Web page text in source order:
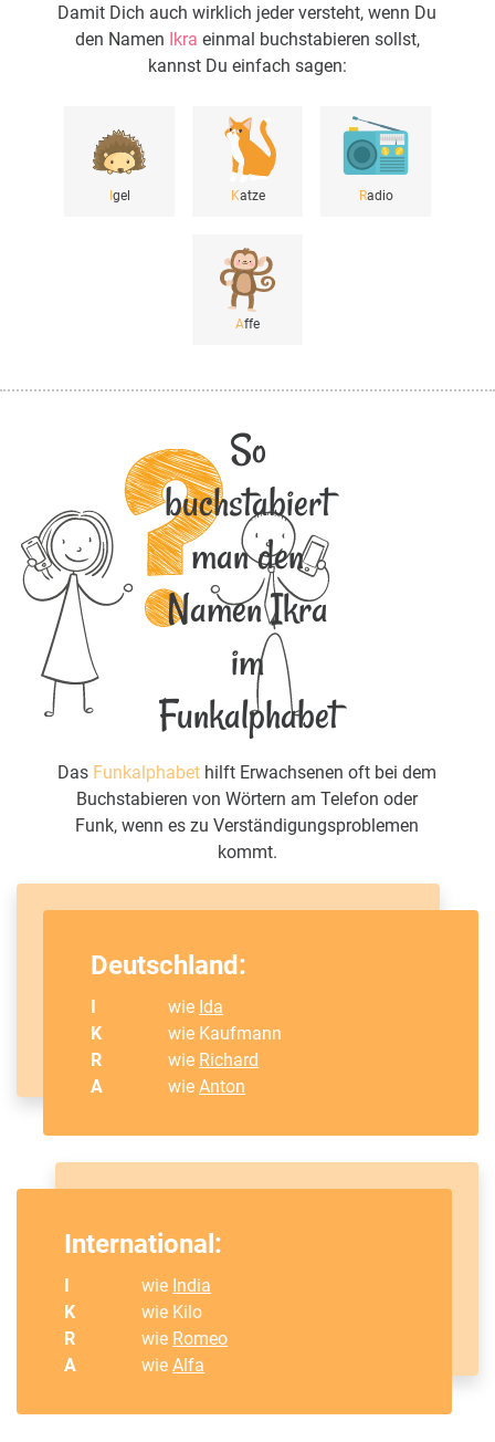
Damit Dich auch wirklich jeder versteht, wenn Du
den Namen Ikra einmal buchstabieren sollst,
kannst Du einfach sagen:
gel Katze Radio
Affe
So
buchstabiert
man den
Namen Ikra
im
Funkalphabet
Das Funkalphabet hilft Erwachsenen oft bei dem
Buchstabieren von Wörtern am Telefon oder
Funk, wenn es zu Verständigungsproblemen
kommt.
Deutschland:
I wie Ida
K
wie Kaufmann
R
wie Richard
A
wieAnton
International:
I wie India
K
wie Kilo
R
wie Romeo
A
wieAlfa